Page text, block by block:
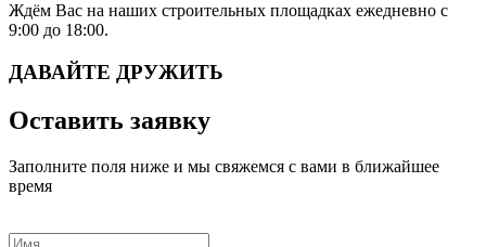
Ждём Вас на наших строительных площадках ежедневно с
9:00 до 18:00.
ДАВАЙТЕ ДРУЖИТЬ
Оставить заявку
Заполните поля ниже и мы свяжемся с вами в ближайшее
время